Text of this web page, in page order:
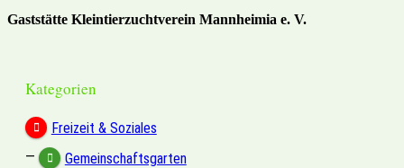
Gaststätte Kleintierzuchtverein Mannheimia e. V.
Kategorien
Freizeit & Soziales
—
Gemeinschaftsgarten